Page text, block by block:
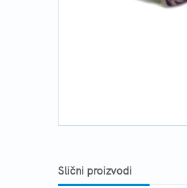
Slični proizvodi